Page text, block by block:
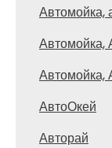
Автомойка,
Автомойка,
Автомойка,
АвтоОкей
Авторай